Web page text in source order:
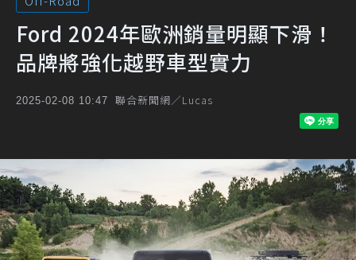
Ford 2024年歐洲銷量明顯下滑！
品牌將強化越野車型實力
2025-02-08 10:47 聯合新聞網／Lucas